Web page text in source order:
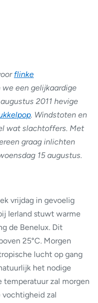
flinke
we een gelijkaardige
2011 hevige
. Windstoten en
wat slachtoffers. Met
graag inlichten
15 augustus.
vrijdag in gevoelig
Ierland stuwt warme
de Benelux. Dit
25°C. Morgen
lucht op gang
het nodige
temperatuur zal morgen
vochtigheid zal